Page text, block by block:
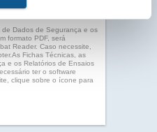
de Dados de Segurança e os
formato PDF, será
Reader. Caso necessite,
Fichas Técnicas, as
e os Relatórios de Ensaios
ter o software
clique sobre o ícone para